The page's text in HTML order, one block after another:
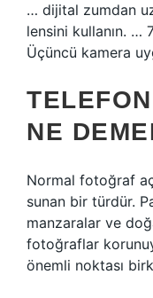
… dijital zumdan
lensini kullanın. …
Üçüncü kamera
NE
Normal fotoğraf
sunan bir türdür.
manzaralar ve
fotoğraflar
önemli noktası